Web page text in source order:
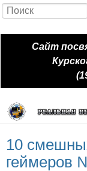
Перейти к
Skip to search
Форма
Поиск
Сайт
10
геймеров